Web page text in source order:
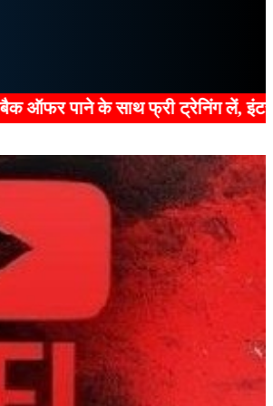
लें, इंटरव्यू पास करें, प्रैक्टिकल